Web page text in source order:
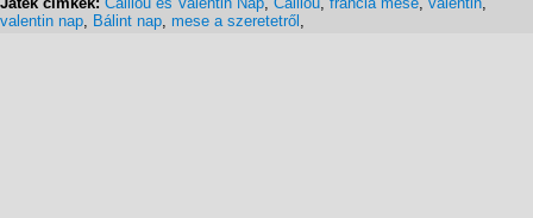
valentin nap, Bálint nap, mese a szeretetről ,